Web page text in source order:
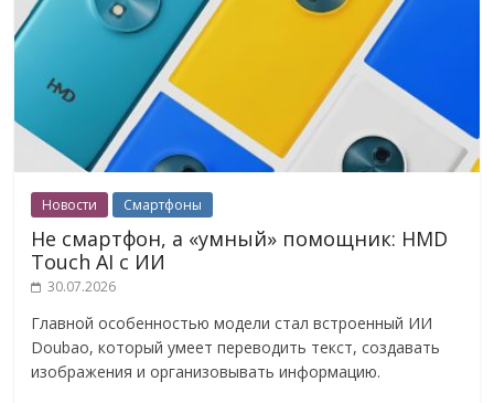
Новости Смартфоны
Не смартфон, а «умный» помощник: HMD
Touch AI с ИИ
30.07.2026
Главной особенностью модели стал встроенный ИИ
Doubao, который умеет переводить текст, создавать
изображения и организовывать информацию.